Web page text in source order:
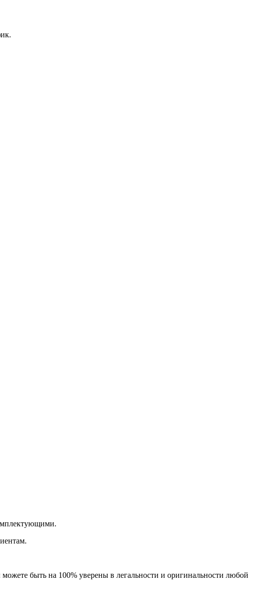
быть на 100% уверены в легальности и оригинальности любой